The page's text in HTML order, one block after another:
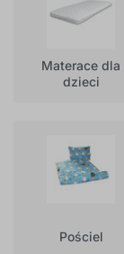
Materace dla
dzieci
Pościel